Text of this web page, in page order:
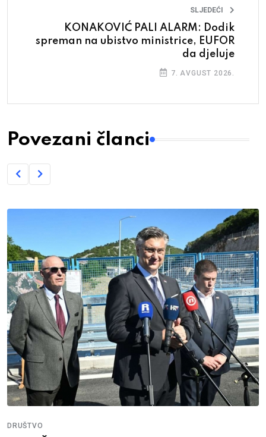
SLJEDEĆI
KONAKOVIĆ PALI ALARM: Dodik
spreman na ubistvo ministrice, EUFOR
da djeluje
7. AVGUST 2026.
Povezani članci
DRUŠTVO